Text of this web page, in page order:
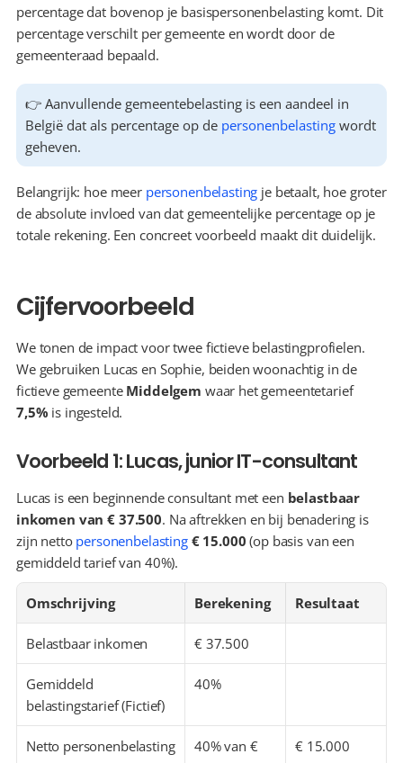
percentage dat bovenop je basispersonenbelasting komt. Dit
percentage verschilt per gemeente en wordt door de
gemeenteraad bepaald.
👉 Aanvullende gemeentebelasting is een aandeel in
België dat als percentage op de personenbelasting wordt
geheven.
Belangrijk: hoe meer personenbelasting je betaalt, hoe groter
de absolute invloed van dat gemeentelijke percentage op je
totale rekening. Een concreet voorbeeld maakt dit duidelijk.
Cijfervoorbeeld
We tonen de impact voor twee fictieve belastingprofielen.
We gebruiken Lucas en Sophie, beiden woonachtig in de
fictieve gemeente Middelgem
waar het gemeentetarief
7,5% is ingesteld.
Voorbeeld 1: Lucas, junior IT-consultant
Lucas is een beginnende consultant met een belastbaar
inkomen van € 37.500. Na aftrekken en bij benadering is
zijn netto personenbelasting € 15.000 (op basis van een
gemiddeld tarief van 40%).
Omschrijving Berekening Resultaat
Belastbaar inkomen € 37.500
Gemiddeld
belastingstarief (Fictief)
40%
Netto personenbelasting
40% van €
€ 15.000